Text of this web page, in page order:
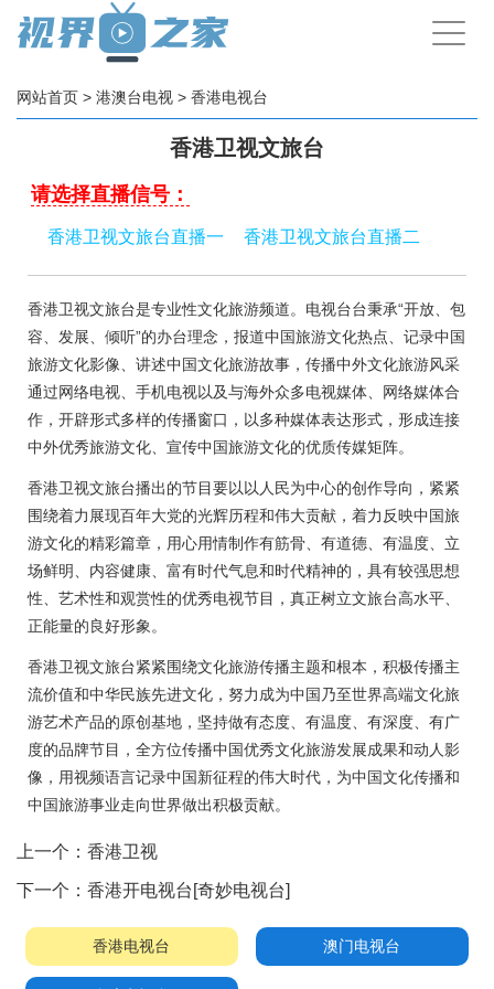
手
机
网站首页 > 港澳台电视 > 香港电视台
香港卫视文旅台
请选择直播信号：
香港卫视文旅台直播一 香港卫视文旅台直播二
香港卫视文旅台是专业性文化旅游频道。电视台台秉承“开放、包
容、发展、倾听”的办台理念，报道中国旅游文化热点、记录中国
旅游文化影像、讲述中国文化旅游故事，传播中外文化旅游风采
通过网络电视、手机电视以及与海外众多电视媒体、网络媒体合
作，开辟形式多样的传播窗口，以多种媒体表达形式，形成连接
中外优秀旅游文化、宣传中国旅游文化的优质传媒矩阵。
香港卫视文旅台播出的节目要以以人民为中心的创作导向，紧紧
围绕着力展现百年大党的光辉历程和伟大贡献，着力反映中国旅
游文化的精彩篇章，用心用情制作有筋骨、有道德、有温度、立
场鲜明、内容健康、富有时代气息和时代精神的，具有较强思想
性、艺术性和观赏性的优秀电视节目，真正树立文旅台高水平、
正能量的良好形象。
香港卫视文旅台紧紧围绕文化旅游传播主题和根本，积极传播主
流价值和中华民族先进文化，努力成为中国乃至世界高端文化旅
游艺术产品的原创基地，坚持做有态度、有温度、有深度、有广
度的品牌节目，全方位传播中国优秀文化旅游发展成果和动人影
像，用视频语言记录中国新征程的伟大时代，为中国文化传播和
中国旅游事业走向世界做出积极贡献。
上一个： 香港卫视
下一个： 香港开电视台[奇妙电视台]
香港电视台 澳门电视台